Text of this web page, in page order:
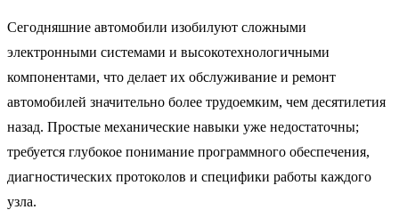
Сегодняшние автомобили изобилуют сложными
электронными системами и высокотехнологичными
компонентами, что делает их обслуживание и ремонт
автомобилей значительно более трудоемким, чем десятилетия
назад. Простые механические навыки уже недостаточны;
требуется глубокое понимание программного обеспечения,
диагностических протоколов и специфики работы каждого
узла.